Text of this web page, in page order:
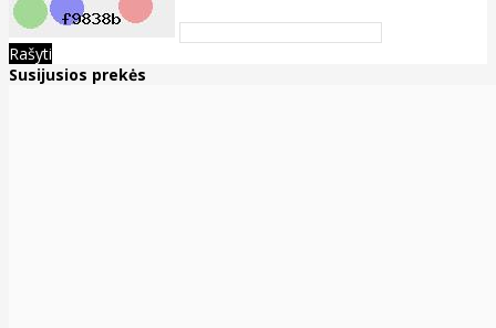
Rašyti
Susijusios prekės